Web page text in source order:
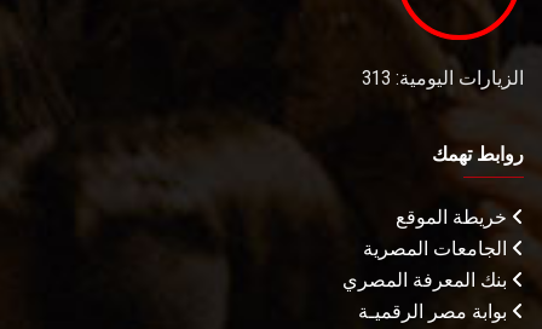
الزيارات اليومية: 313
روابط تهمك
خريطة الموقع
الجامعات المصرية
بنك المعرفة المصري
بوابة مصر الرقميـة